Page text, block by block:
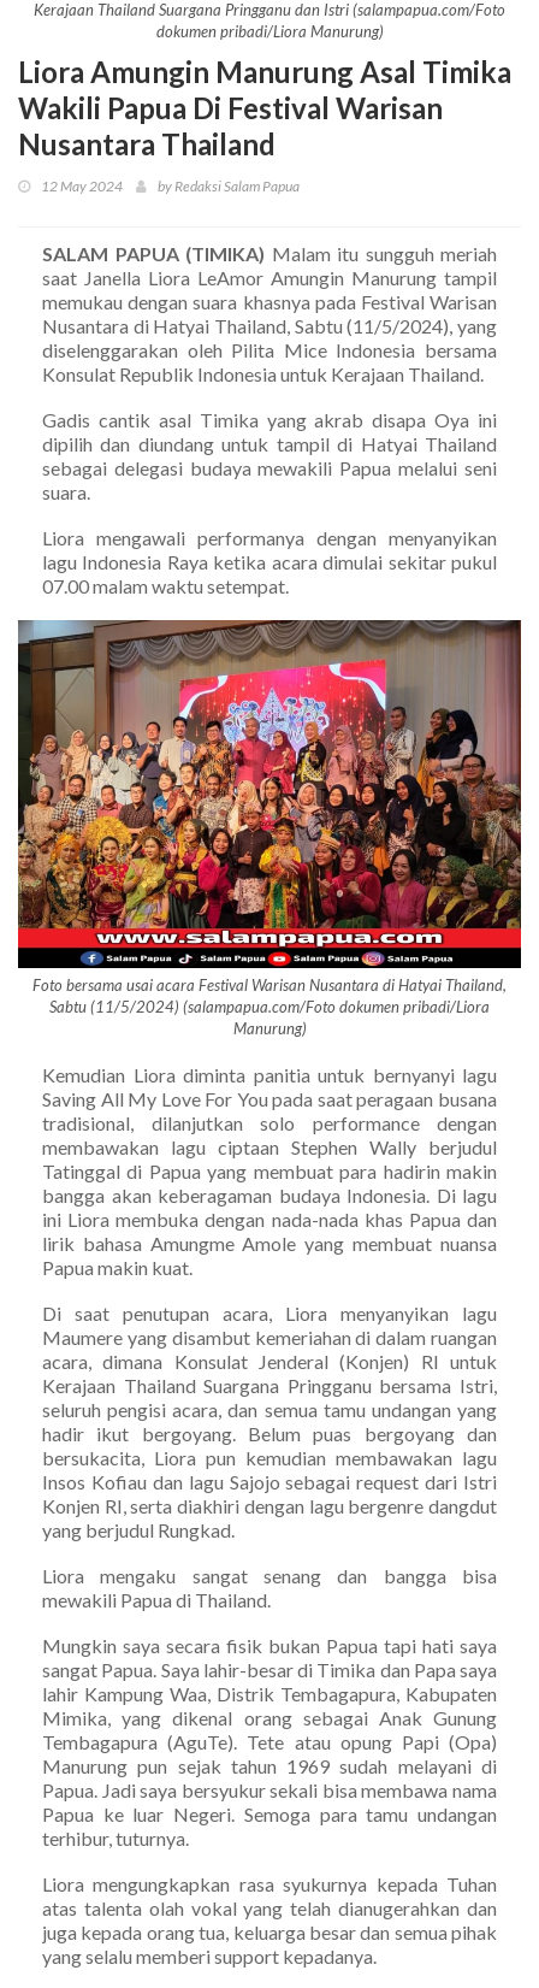
Kerajaan Thailand Suargana Pringganu dan Istri (salampapua.com/Foto
dokumen pribadi/Liora Manurung)
Liora Amungin Manurung Asal Timika
Wakili Papua Di Festival Warisan
Nusantara Thailand
12 May 2024 by Redaksi Salam Papua
SALAM PAPUA (TIMIKA) Malam itu sungguh meriah
saat Janella Liora LeAmor Amungin Manurung tampil
memukau dengan suara khasnya pada Festival Warisan
Nusantara di Hatyai Thailand, Sabtu (11/5/2024), yang
diselenggarakan oleh Pilita Mice Indonesia bersama
Konsulat Republik Indonesia untuk Kerajaan Thailand.
Gadis cantik asal Timika yang akrab disapa Oya ini
dipilih dan diundang untuk tampil di Hatyai Thailand
sebagai delegasi budaya mewakili Papua melalui seni
suara.
Liora mengawali performanya dengan menyanyikan
lagu Indonesia Raya ketika acara dimulai sekitar pukul
07.00 malam waktu setempat.
Foto bersama usai acara Festival Warisan Nusantara di Hatyai Thailand,
Sabtu (11/5/2024) (salampapua.com/Foto dokumen pribadi/Liora
Manurung)
Kemudian Liora diminta panitia untuk bernyanyi lagu
Saving All My Love For You pada saat peragaan busana
tradisional, dilanjutkan solo performance dengan
membawakan lagu ciptaan Stephen Wally berjudul
Tatinggal di Papua yang membuat para hadirin makin
bangga akan keberagaman budaya Indonesia. Di lagu
ini Liora membuka dengan nada-nada khas Papua dan
lirik bahasa Amungme Amole yang membuat nuansa
Papua makin kuat.
Di saat penutupan acara, Liora menyanyikan lagu
Maumere yang disambut kemeriahan di dalam ruangan
acara, dimana Konsulat Jenderal (Konjen) RI untuk
Kerajaan Thailand Suargana Pringganu bersama Istri,
seluruh pengisi acara, dan semua tamu undangan yang
hadir ikut bergoyang. Belum puas bergoyang dan
bersukacita, Liora pun kemudian membawakan lagu
Insos Kofiau dan lagu Sajojo sebagai request dari Istri
Konjen RI, serta diakhiri dengan lagu bergenre dangdut
yang berjudul Rungkad.
Liora mengaku sangat senang dan bangga bisa
mewakili Papua di Thailand.
Mungkin saya secara fisik bukan Papua tapi hati saya
sangat Papua. Saya lahir-besar di Timika dan Papa saya
lahir Kampung Waa, Distrik Tembagapura, Kabupaten
Mimika, yang dikenal orang sebagai Anak Gunung
Tembagapura (AguTe). Tete atau opung Papi (Opa)
Manurung pun sejak tahun 1969 sudah melayani di
Papua. Jadi saya bersyukur sekali bisa membawa nama
Papua ke luar Negeri. Semoga para tamu undangan
terhibur, tuturnya.
Liora mengungkapkan rasa syukurnya kepada Tuhan
atas talenta olah vokal yang telah dianugerahkan dan
juga kepada orang tua, keluarga besar dan semua pihak
yang selalu memberi support kepadanya.